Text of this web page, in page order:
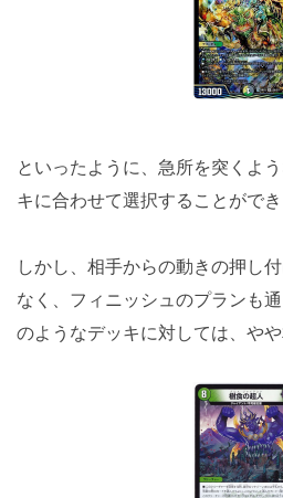
といったように、急所を突くよ
キに合わせて選択することができ
しかし、相手からの動きの押し
なく、フィニッシュのプランも
のようなデッキに対しては、やや